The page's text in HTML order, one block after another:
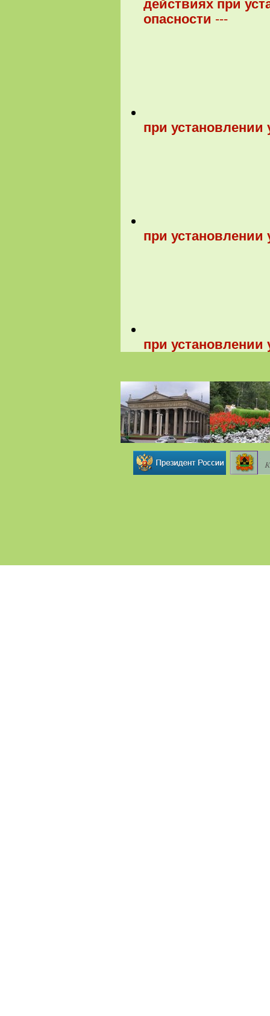
действиях при
опасности ---
при установлении
при установлении
при установлении